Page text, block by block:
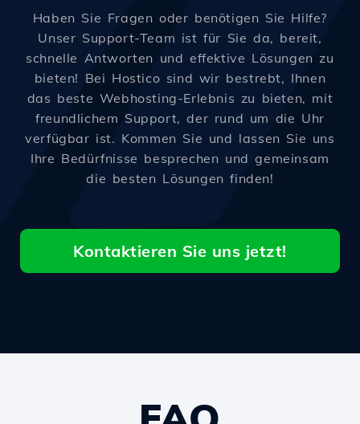
Haben Sie Fragen oder benötigen Sie Hilfe?
Unser Support-Team ist für Sie da, bereit,
schnelle Antworten und effektive Lösungen zu
bieten! Bei Hostico sind wir bestrebt, Ihnen
das beste Webhosting-Erlebnis zu bieten, mit
freundlichem Support, der rund um die Uhr
verfügbar ist. Kommen Sie und lassen Sie uns
Ihre Bedürfnisse besprechen und gemeinsam
die besten Lösungen finden!
Kontaktieren Sie uns jetzt!